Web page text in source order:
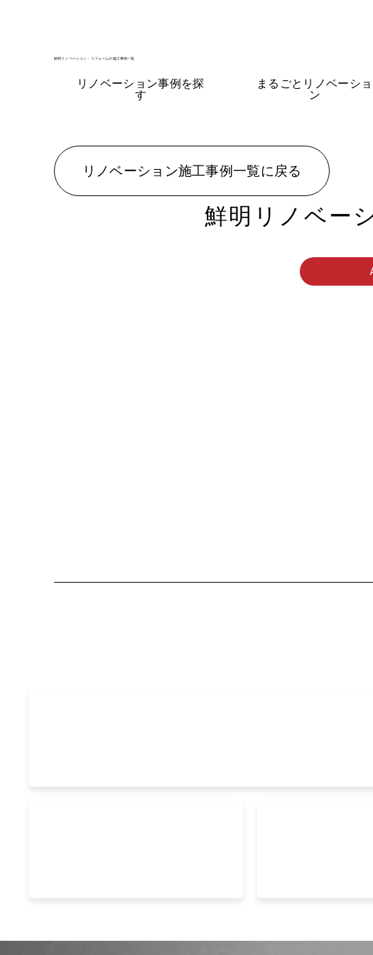
鮮明リノベーション・リフォームの施工事例一覧
リノベーション事例を探
す
まるごとリノベーショ
ン
リノベーション施工事例一覧に戻る
鮮明リノベー
デザイン